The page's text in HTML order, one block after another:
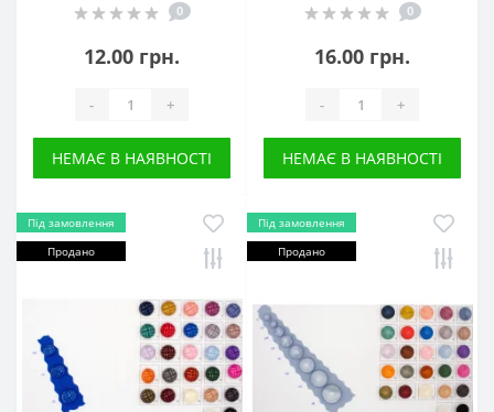
0
12.00 грн.
- +
НЕМАЄ В НАЯВНОСТІ
0
16.00 грн.
- +
НЕМАЄ В НАЯВНОСТІ
Під замовлення
Продано
Під замовлення
Продано